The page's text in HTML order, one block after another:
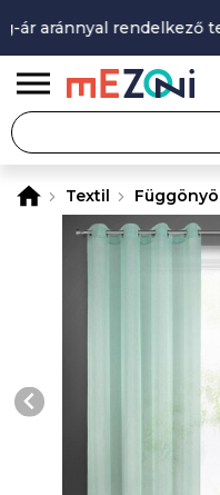
aránnyal rendelkező
Textil